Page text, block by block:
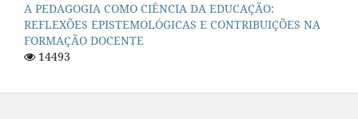
A PEDAGOGIA COMO CIÊNCIA DA EDUCAÇÃO:
REFLEXÕES EPISTEMOLÓGICAS E CONTRIBUIÇÕES NA
FORMAÇÃO DOCENTE
14493